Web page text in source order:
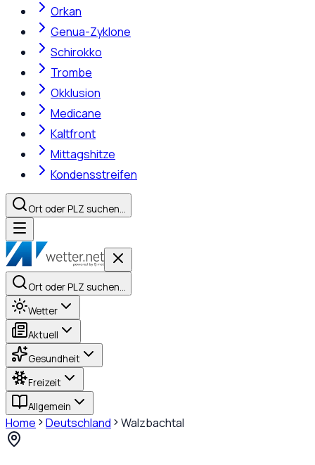
Orkan
Genua-Zyklone
Schirokko
Trombe
Okklusion
Medicane
Kaltfront
Mittagshitze
Kondensstreifen
Ort oder PLZ suchen…
Ort oder PLZ suchen…
Wetter
Aktuell
Gesundheit
Freizeit
Allgemein
Home Deutschland Walzbachtal